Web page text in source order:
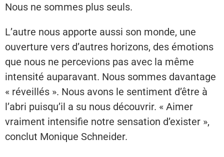
Nous ne sommes plus seuls.
L’autre nous apporte aussi son monde, une
ouverture vers d’autres horizons, des émotions
que nous ne percevions pas avec la même
intensité auparavant. Nous sommes davantage
« réveillés ». Nous avons le sentiment d’être à
l’abri puisqu’il a su nous découvrir. « Aimer
vraiment intensifie notre sensation d’exister »,
conclut Monique Schneider.